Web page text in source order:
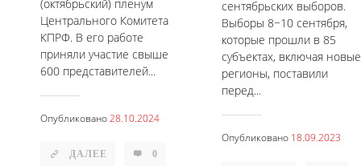
(октябрьский) пленум
Центрального Комитета
КПРФ. В его работе
приняли участие свыше
600 представителей...
Опубликовано28.10.2024
ДАЛЕЕ 0
сентябрьских выборов.
Выборы 8−10 сентября,
которые прошли в 85
субъектах, включая новые
регионы, поставили
перед...
Опубликовано 18.09.2023